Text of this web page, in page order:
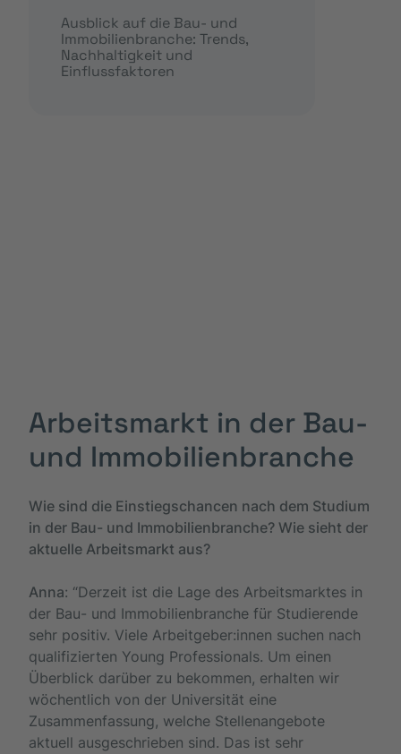
Ausblick auf die Bau- und
Immobilienbranche: Trends,
Nachhaltigkeit und
Einflussfaktoren
Arbeitsmarkt in der Bau-
und Immobilienbranche
Wie sind die Einstiegschancen nach dem Studium
in der Bau- und Immobilienbranche? Wie sieht der
aktuelle Arbeitsmarkt aus?
Anna: “Derzeit ist die Lage des Arbeitsmarktes in
der Bau- und Immobilienbranche für Studierende
sehr positiv. Viele Arbeitgeber:innen suchen nach
qualifizierten Young Professionals. Um einen
Überblick darüber zu bekommen, erhalten wir
wöchentlich von der Universität eine
Zusammenfassung, welche Stellenangebote
aktuell ausgeschrieben sind. Das ist sehr